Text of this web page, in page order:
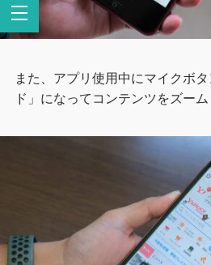
また、アプリ使用中にマイクボ
ド」になってコンテンツをズーム